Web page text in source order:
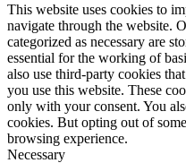
This website uses cookies to
navigate through the website.
categorized as necessary are
essential for the working of
also use third-party cookies
you use this website. These
only with your consent. You
cookies. But opting out of
browsing experience.
Necessary